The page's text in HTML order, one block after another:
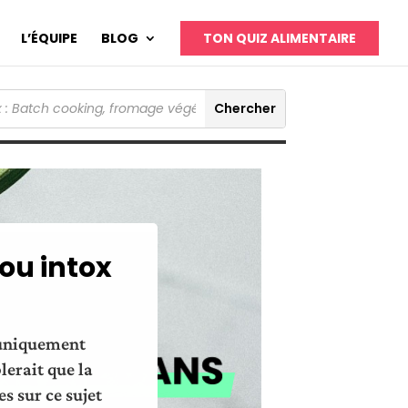
L’ÉQUIPE BLOG TON QUIZ ALIMENTAIRE
intox
que la
sur ce sujet